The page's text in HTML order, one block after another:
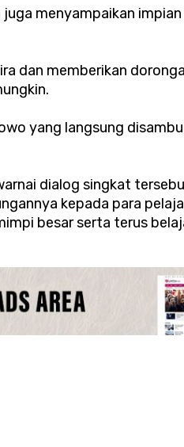
menyampaikan
dan memberikan
yang langsung
dialog singkat
kepada para
besar serta terus